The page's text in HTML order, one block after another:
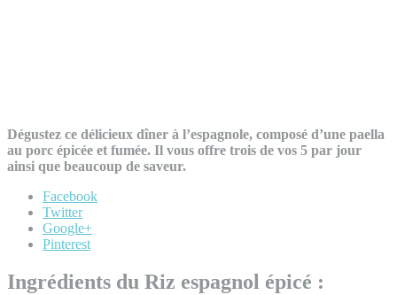
Dégustez ce délicieux dîner à l’espagnole, composé d’une paella
au porc épicée et fumée. Il vous offre trois de vos 5 par jour
ainsi que beaucoup de saveur.
Facebook
Twitter
Google+
Pinterest
Ingrédients du Riz espagnol épicé :